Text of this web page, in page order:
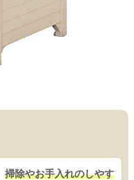
掃除やお手入れのしやす